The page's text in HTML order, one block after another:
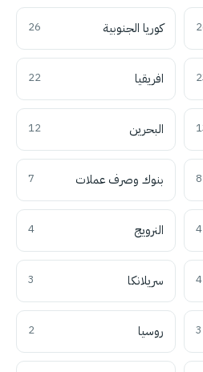
كوريا الجنوبية 26
افريقيا 22
البحرين 12
8 بنوك وصرف عملات 7
4 النرويج 4
4 سريلانكا 3
3 روسيا 2